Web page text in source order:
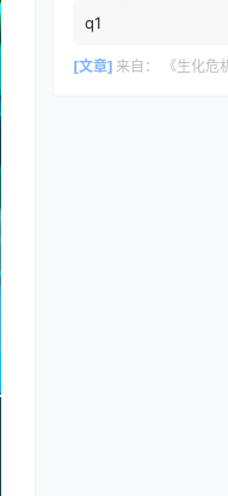
q1
[文章] 来自： 《生化